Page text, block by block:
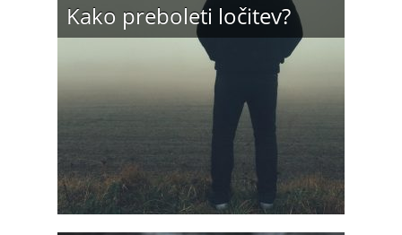
Kako preboleti ločitev?